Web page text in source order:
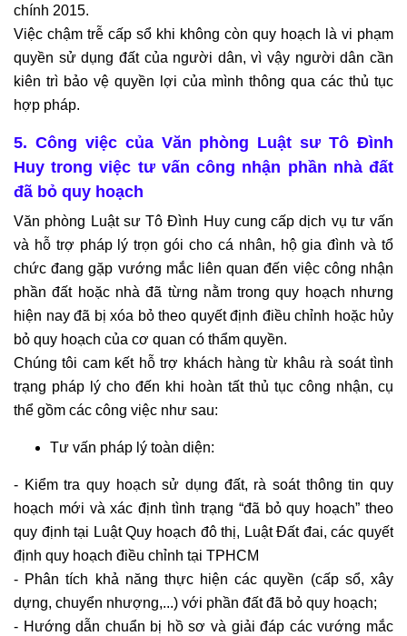
chính 2015.
Việc chậm trễ cấp sổ khi không còn quy hoạch là vi phạm
quyền sử dụng đất của người dân, vì vậy người dân cần
kiên trì bảo vệ quyền lợi của mình thông qua các thủ tục
hợp pháp.
5. Công việc của Văn phòng Luật sư Tô Đình
Huy trong việc tư vấn công nhận phần nhà đất
đã bỏ quy hoạch
Văn phòng Luật sư Tô Đình Huy cung cấp dịch vụ tư vấn
và hỗ trợ pháp lý trọn gói cho cá nhân, hộ gia đình và tổ
chức đang gặp vướng mắc liên quan đến việc công nhận
phần đất hoặc nhà đã từng nằm trong quy hoạch nhưng
hiện nay đã bị xóa bỏ theo quyết định điều chỉnh hoặc hủy
bỏ quy hoạch của cơ quan có thẩm quyền.
Chúng tôi cam kết hỗ trợ khách hàng từ khâu rà soát tình
trạng pháp lý cho đến khi hoàn tất thủ tục công nhận, cụ
thể gồm các công việc như sau:
Tư vấn pháp lý toàn diện:
- Kiểm tra quy hoạch sử dụng đất, rà soát thông tin quy
hoạch mới và xác định tình trạng “đã bỏ quy hoạch” theo
quy định tại Luật Quy hoạch đô thị, Luật Đất đai, các quyết
định quy hoạch điều chỉnh tại TPHCM
- Phân tích khả năng thực hiện các quyền (cấp sổ, xây
dựng, chuyển nhượng,...) với phần đất đã bỏ quy hoạch;
- Hướng dẫn chuẩn bị hồ sơ và giải đáp các vướng mắc